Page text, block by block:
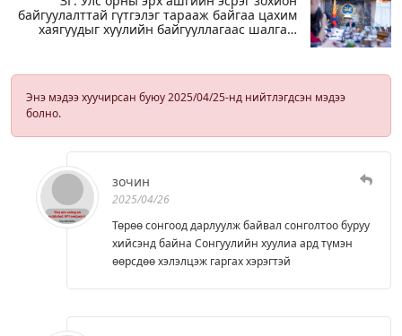
байгуулалттай гүтгэлэг тарааж байгаа цахим
хаягуудыг хуулийн байгууллагаас шалгаж
Энэ мэдээ хуучирсан буюу 2025/04/25-нд нийтлэгдсэн мэдээ
болно.
зочин
2025/04/26
Төрөө сонгоод дарлуулж байвал сонголтоо буруу
хийсэнд байна Сонгуулийн хуулиа ард түмэн
өөрсдөө хэлэлцэж гаргах хэрэгтэй